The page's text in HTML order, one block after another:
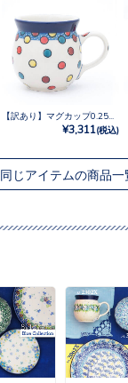
¥3,311 (税込)
同じアイテムの商品一